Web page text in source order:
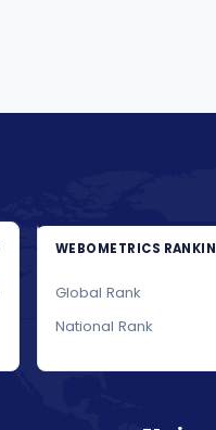
WEBOMETRICS
Global Rank
National Rank